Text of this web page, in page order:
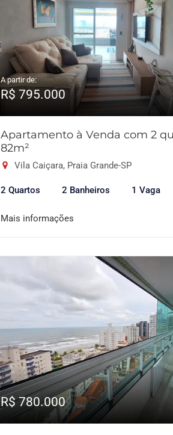
A partir de:
R$ 795.000
Apartamento à Venda com 2
82m²
Vila Caiçara, Praia Grande-SP
2 Quartos 2 Banheiros 1 Vaga
Mais informações
R$ 780.000